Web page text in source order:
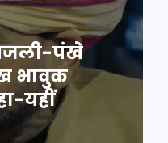
पंखे
भावुक
यहीं